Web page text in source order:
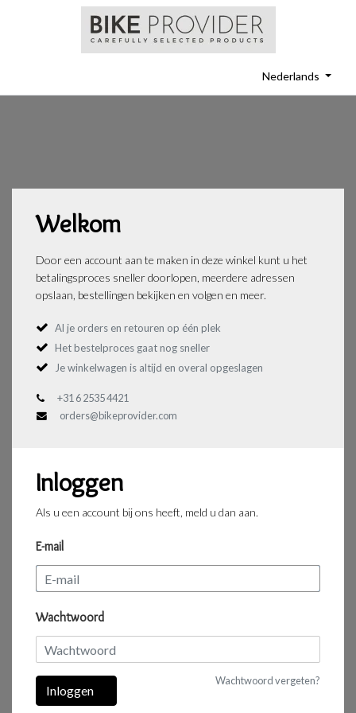
Nederlands
Welkom
Door een account aan te maken in deze winkel kunt u het
betalingsproces sneller doorlopen, meerdere adressen
opslaan, bestellingen bekijken en volgen en meer.
Al je orders en retouren op één plek
Het bestelproces gaat nog sneller
Je winkelwagen is altijd en overal opgeslagen
+31 6 2535 4421
orders@bikeprovider.com
Inloggen
Als u een account bij ons heeft, meld u dan aan.
E-mail
Wachtwoord
Wachtwoord vergeten?
Inloggen